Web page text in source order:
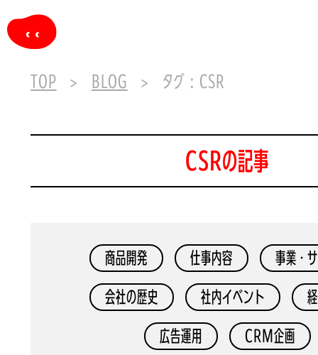
TOP BLOG タグ : CSR
CSRの記事
商品開発 仕事内容 事業・
会社の歴史 社内イベント
広告運用 CRM企画